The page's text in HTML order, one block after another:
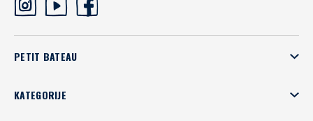
PETIT BATEAU
KATEGORIJE